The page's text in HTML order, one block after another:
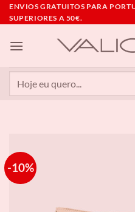
Skip
to
ENVIOS GRATUITOS PARA
SUPERIORES A 50€.
-10%